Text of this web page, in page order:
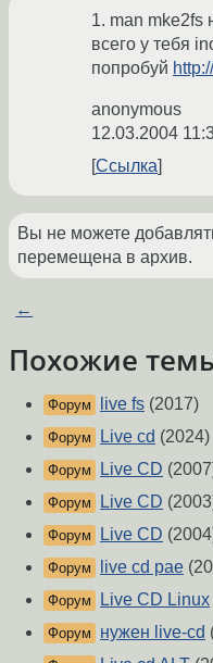
1. man mke2fs
всего у тебя
попробуй
anonymous
12.03.2004
Ссылка
Вы не можете
перемещена в архив.
←
Похожие
Форум live fs (2017)
Форум Live cd (2024)
Форум Live CD
Форум Live CD
Форум Live CD
Форум live cd pae
Форум Live CD Linux
Форум нужен live-cd